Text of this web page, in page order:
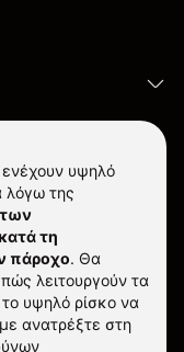
ενέχουν υψηλό
λόγω της
τη
πάροχο. Θα
λειτουργούν τα
υψηλό ρίσκο να
ανατρέξτε στη